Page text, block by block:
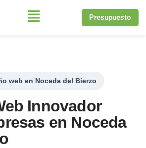
Presupuesto
web en Noceda del Bierzo
Innovador
en Noceda